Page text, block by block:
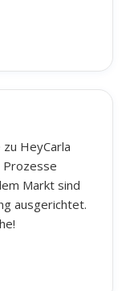
Fehler oder
HeyCarla
Prozesse
Markt sind
ausgerichtet.